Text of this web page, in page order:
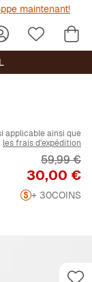
maintenant!
applicable ainsi que
les frais d'expédition
Prix
30,00 €
Prix
59,99 €
+ 30COINS